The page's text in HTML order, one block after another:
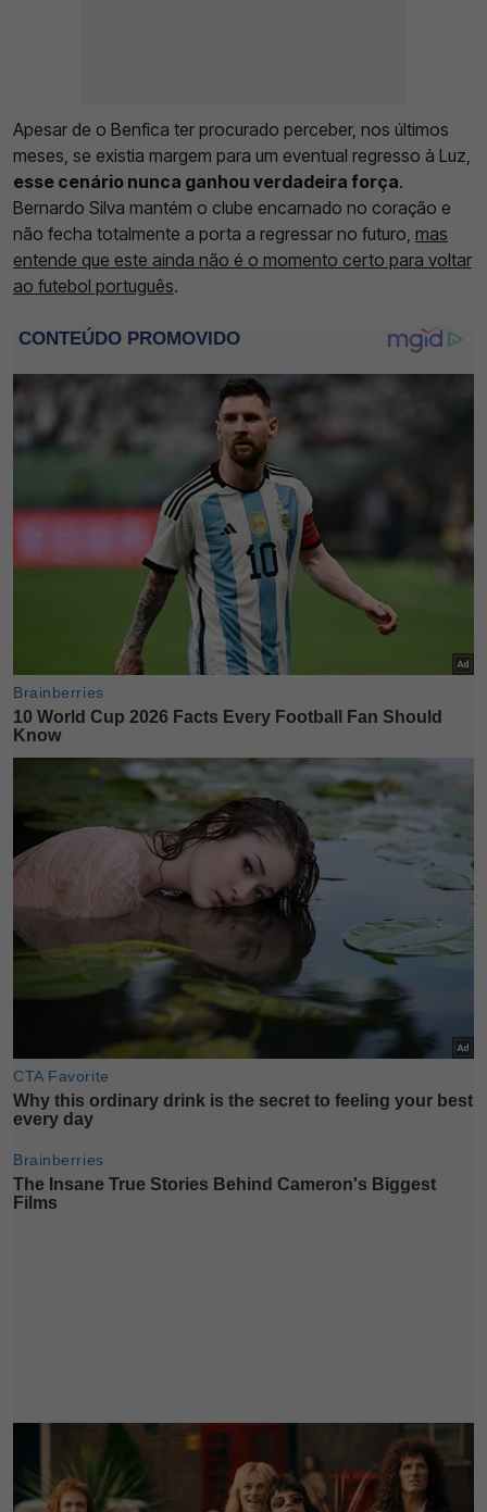
Apesar de o Benfica ter procurado perceber, nos últimos
meses, se existia margem para um eventual regresso à Luz,
esse cenário nunca ganhou verdadeira força.
Bernardo Silva mantém o clube encarnado no coração e
não fecha totalmente a porta a regressar no futuro, mas
entende que este ainda não é o momento certo para voltar
ao futebol português.